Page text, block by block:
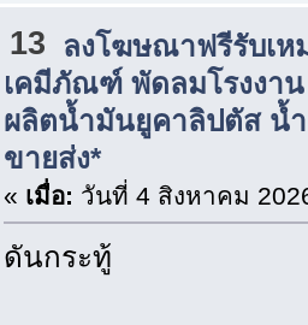
13
ลงโฆษณาฟรีรับเห
เคมีภัณฑ์ พัดลมโรงงาน
ผลิตน้ำมันยูคาลิปตัส น้
ขายส่ง*
« เมื่อ: วันที่ 4 สิงหาคม
ดันกระทู้